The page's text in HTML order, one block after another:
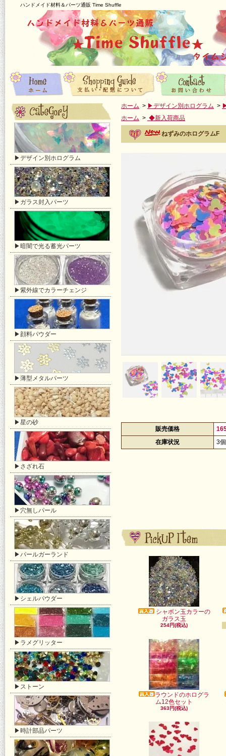
ハンドメイド材料＆パーツ通販 Time Shuffle
▶デザイン別ホログラム
▶ガラス封入パーツ
▶暗闇で光る蓄光パーツ
▶紫外線でカラーチェンジ
▶顔料パウダー
▶薄型メタルパーツ
▶星の砂
▶さざれ石
▶穴無しパール
▶パールガーランド
▶シェルパウダー
▶ラメグリッター
▶ストーン
▶時計部品パーツ
ホーム > ▶デザイン別ホログラム >
ホーム > ◆新入荷商品
ねずみのホログラムF
販売価格
在庫状況
3個
シャボン玉カラーの
ガラス玉
254円(税込)
ラウンドのホログラ
ム12色セット
363円(税込)